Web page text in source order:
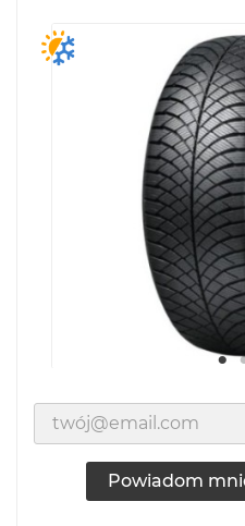
Powiadom